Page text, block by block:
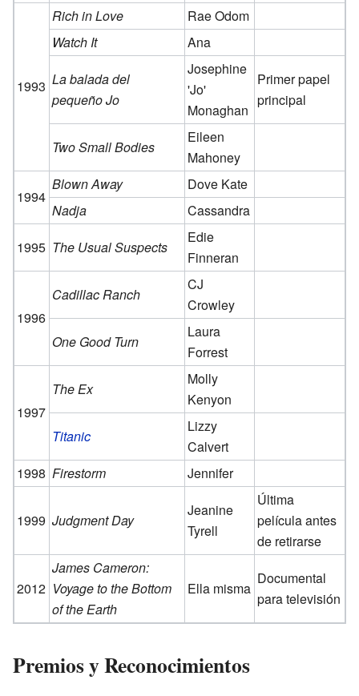
1993
Rich in Love
Rae Odom
Watch It
Ana
La balada del
pequeño Jo
Josephine
'Jo'
Monaghan
Primer papel
principal
Two Small Bodies
Eileen
Mahoney
1994
Blown Away
Dove Kate
Nadja
Cassandra
1995 The Usual Suspects
Edie
Finneran
1996
Cadillac Ranch
CJ
Crowley
One Good Turn
Laura
Forrest
1997
The Ex
Molly
Kenyon
Titanic
Lizzy
Calvert
1998 Firestorm Jennifer
1999 Judgment Day
Jeanine
Tyrell
Última
película antes
de retirarse
2012
James Cameron:
Voyage to the Bottom
of the Earth
Ella misma
Documental
para televisión
Premios y Reconocimientos